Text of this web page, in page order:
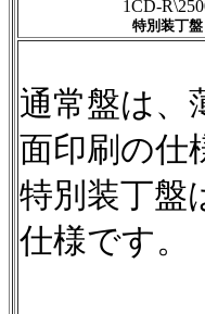
1CD-
特別装丁盤
通常盤は、
面印刷の仕
特別装丁盤
仕様です。